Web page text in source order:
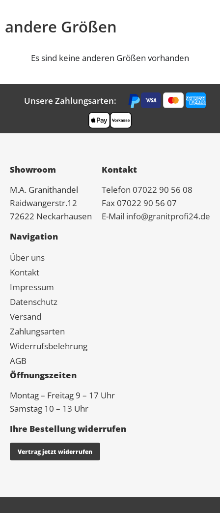
andere Größen
Es sind keine anderen Größen vorhanden
Unsere Zahlungsarten:
Showroom
M.A. Granithandel
Raidwangerstr.12
72622 Neckarhausen
Kontakt
Telefon 07022 90 56 08
Fax 07022 90 56 07
E-Mail info@granitprofi24.de
Navigation
Über uns
Kontakt
Impressum
Datenschutz
Versand
Zahlungsarten
Widerrufsbelehrung
AGB
Öffnungszeiten
Montag – Freitag 9 – 17 Uhr
Samstag 10 – 13 Uhr
Ihre Bestellung widerrufen
Vertrag jetzt widerrufen